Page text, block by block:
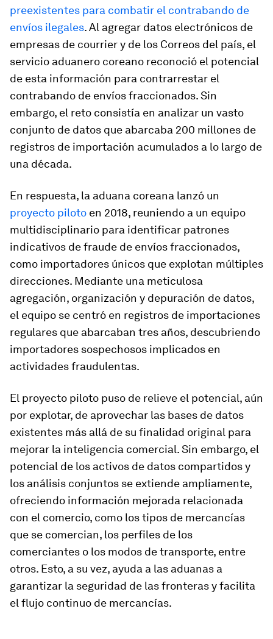
preexistentes para combatir el contrabando de
envíos ilegales. Al agregar datos electrónicos de
empresas de courrier y de los Correos del país, el
servicio aduanero coreano reconoció el potencial
de esta información para contrarrestar el
contrabando de envíos fraccionados. Sin
embargo, el reto consistía en analizar un vasto
conjunto de datos que abarcaba 200 millones de
registros de importación acumulados a lo largo de
una década.
En respuesta, la aduana coreana lanzó un
proyecto piloto en 2018, reuniendo a un equipo
multidisciplinario para identificar patrones
indicativos de fraude de envíos fraccionados,
como importadores únicos que explotan múltiples
direcciones. Mediante una meticulosa
agregación, organización y depuración de datos,
el equipo se centró en registros de importaciones
regulares que abarcaban tres años, descubriendo
importadores sospechosos implicados en
actividades fraudulentas.
El proyecto piloto puso de relieve el potencial, aún
por explotar, de aprovechar las bases de datos
existentes más allá de su finalidad original para
mejorar la inteligencia comercial. Sin embargo, el
potencial de los activos de datos compartidos y
los análisis conjuntos se extiende ampliamente,
ofreciendo información mejorada relacionada
con el comercio, como los tipos de mercancías
que se comercian, los perfiles de los
comerciantes o los modos de transporte, entre
otros. Esto, a su vez, ayuda a las aduanas a
garantizar la seguridad de las fronteras y facilita
el flujo continuo de mercancías.